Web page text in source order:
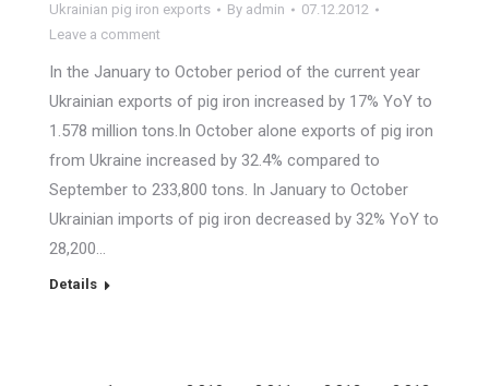
Ukrainian pig iron exports By admin
07.12.2012
Leave a comment
In the January to October period of the current year
Ukrainian exports of pig iron increased by 17% YoY to
1.578 million tons.In October alone exports of pig iron
from Ukraine increased by 32.4% compared to
September to 233,800 tons. In January to October
Ukrainian imports of pig iron decreased by 32% YoY to
28,200…
Details